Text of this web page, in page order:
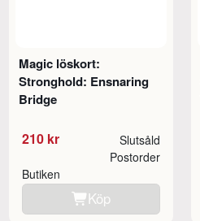
Magic löskort:
Stronghold: Ensnaring
Bridge
210 kr Slutsåld
Butiken
Postorder
Köp